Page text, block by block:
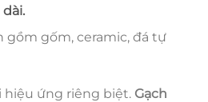
gồm gốm, ceramic, đá tự
hiệu ứng riêng biệt. Gạch